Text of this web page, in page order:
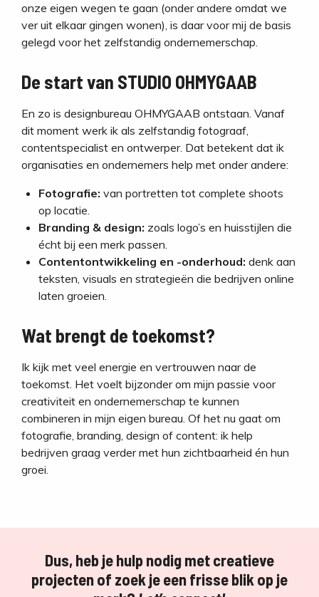
onze eigen wegen te gaan (onder andere omdat we
ver uit elkaar gingen wonen), is daar voor mij de basis
gelegd voor het zelfstandig ondernemerschap.
De start van STUDIO OHMYGAAB
En zo is designbureau OHMYGAAB ontstaan. Vanaf
dit moment werk ik als zelfstandig fotograaf,
contentspecialist en ontwerper. Dat betekent dat ik
organisaties en ondernemers help met onder andere:
Fotografie: van portretten tot complete shoots
op locatie.
Branding & design: zoals logo’s en huisstijlen die
écht bij een merk passen.
Contentontwikkeling en -onderhoud: denk aan
teksten, visuals en strategieën die bedrijven online
laten groeien.
Wat brengt de toekomst?
Ik kijk met veel energie en vertrouwen naar de
toekomst. Het voelt bijzonder om mijn passie voor
creativiteit en ondernemerschap te kunnen
combineren in mijn eigen bureau. Of het nu gaat om
fotografie, branding, design of content: ik help
bedrijven graag verder met hun zichtbaarheid én hun
groei.
Dus, heb je hulp nodig met creatieve
projecten of zoek je een frisse blik op je